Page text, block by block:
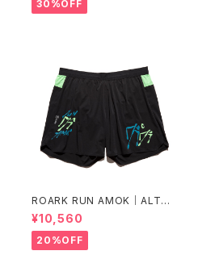
30%OFF
ROARK RUN AMOK｜ALTA
5" Col.BLACK FJORD
¥10,560
20%OFF